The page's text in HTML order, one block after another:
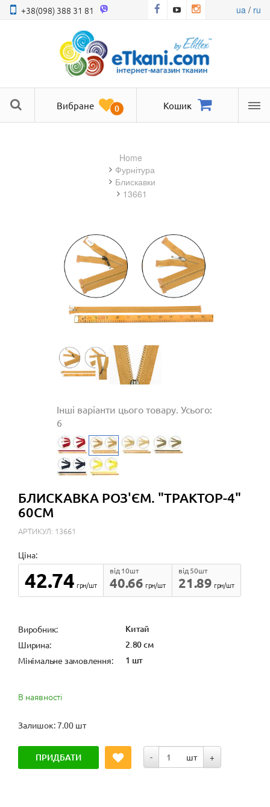
+38(098) 388 31 81 ua/ ru
Вибране 0 Кошик
Home
фурнітура
блискавки
13661
Інші варіанти цього товару. Усього:
6
БЛИСКАВКА РОЗ'ЄМ. "ТРАКТОР-4"
60СМ
АРТИКУЛ: 13661
Ціна:
42.74 грн/шт 40.66
від 10шт
грн/шт
21.89
від 50шт
грн/шт
Виробник: Китай
Ширина: 2.80 см
Мінімальне замовлення: 1 шт
В наявності
Залишок: 7.00 шт
ПРИДБАТИ - шт +